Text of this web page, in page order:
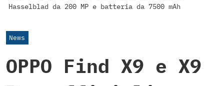
Hasselblad da 200 MP e batteria da 7500 mAh
News
OPPO Find X9 e X9